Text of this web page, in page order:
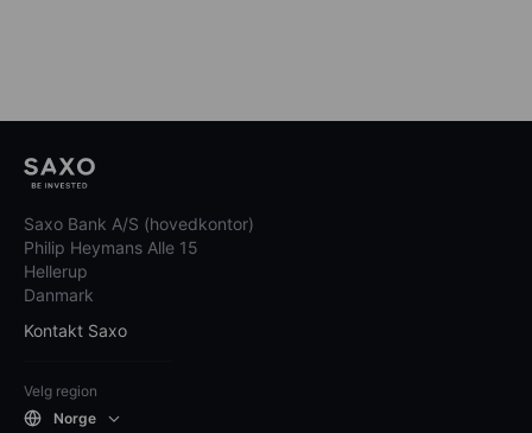
Saxo Bank A/S (hovedkontor)
Philip Heymans Alle 15
Hellerup
Danmark
Kontakt Saxo
Velg region
Norge